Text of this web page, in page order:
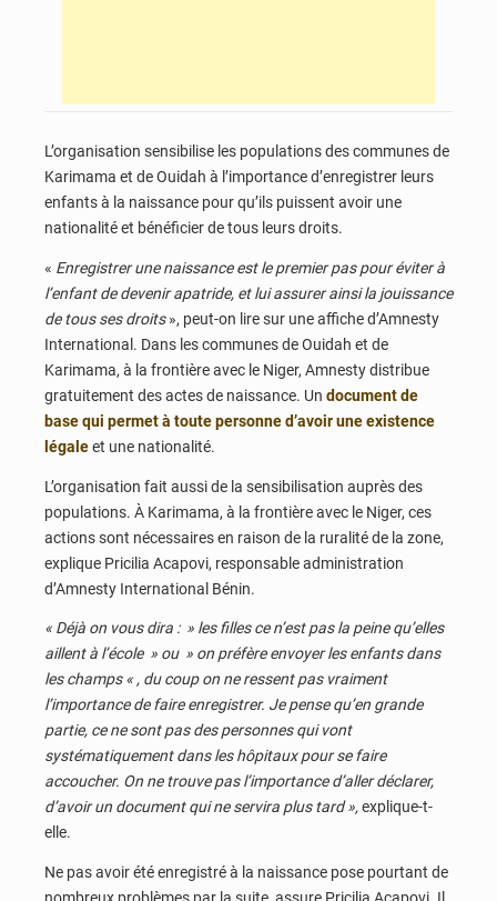
L’organisation sensibilise les populations des communes de
Karimama et de Ouidah à l’importance d’enregistrer leurs
enfants à la naissance pour qu’ils puissent avoir une
nationalité et bénéficier de tous leurs droits.
« Enregistrer une naissance est le premier pas pour éviter à
l’enfant de devenir apatride, et lui assurer ainsi la jouissance
de tous ses droits», peut-on lire sur une affiche d’Amnesty
International. Dans les communes de Ouidah et de
Karimama, à la frontière avec le Niger, Amnesty distribue
gratuitement des actes de naissance. Un document de
base qui permet à toute personne d’avoir une existence
légaleet une nationalité.
L’organisation fait aussi de la sensibilisation auprès des
populations. À Karimama, à la frontière avec le Niger, ces
actions sont nécessaires en raison de la ruralité de la zone,
explique Pricilia Acapovi, responsable administration
d’Amnesty International Bénin.
« Déjà on vous dira : » les filles ce n’est pas la peine qu’elles
aillent à l’école » ou » on préfère envoyer les enfants dans
les champs « , du coup on ne ressent pas vraiment
l’importance de faire enregistrer. Je pense qu’en grande
partie, ce ne sont pas des personnes qui vont
systématiquement dans les hôpitaux pour se faire
accoucher. On ne trouve pas l’importance d’aller déclarer,
d’avoir un document qui ne servira plus tard »,explique-t-
elle.
Ne pas avoir été enregistré à la naissance pose pourtant de
nombreux problèmes par la suite, assure Pricilia Acapovi. Il